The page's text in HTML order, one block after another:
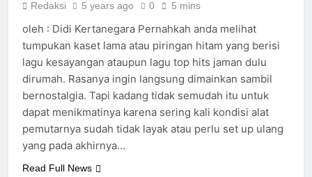
Redaksi 5 years ago 0 5 mins
oleh : Didi Kertanegara Pernahkah anda melihat
tumpukan kaset lama atau piringan hitam yang berisi
lagu kesayangan ataupun lagu top hits jaman dulu
dirumah. Rasanya ingin langsung dimainkan sambil
bernostalgia. Tapi kadang tidak semudah itu untuk
dapat menikmatinya karena sering kali kondisi alat
pemutarnya sudah tidak layak atau perlu set up ulang
yang pada akhirnya…
Read Full News